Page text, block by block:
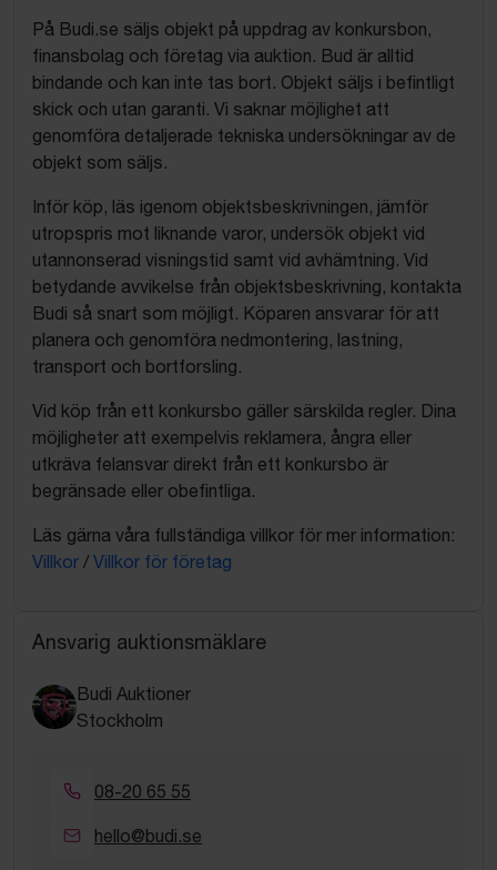
På Budi.se säljs objekt på uppdrag av konkursbon,
finansbolag och företag via auktion. Bud är alltid
bindande och kan inte tas bort. Objekt säljs i befintligt
skick och utan garanti. Vi saknar möjlighet att
genomföra detaljerade tekniska undersökningar av de
objekt som säljs.
Inför köp, läs igenom objektsbeskrivningen, jämför
utropspris mot liknande varor, undersök objekt vid
utannonserad visningstid samt vid avhämtning. Vid
betydande avvikelse från objektsbeskrivning, kontakta
Budi så snart som möjligt. Köparen ansvarar för att
planera och genomföra nedmontering, lastning,
transport och bortforsling.
Vid köp från ett konkursbo gäller särskilda regler. Dina
möjligheter att exempelvis reklamera, ångra eller
utkräva felansvar direkt från ett konkursbo är
begränsade eller obefintliga.
Läs gärna våra fullständiga villkor för mer information:
Villkor / Villkor för företag
Ansvarig auktionsmäklare
Budi Auktioner
Stockholm
08-20 65 55
hello@budi.se